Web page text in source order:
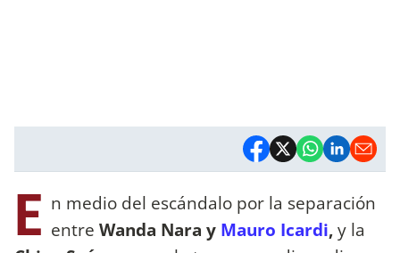
E n medio del escándalo por la separación
entre Wanda Nara y Mauro Icardi,y la